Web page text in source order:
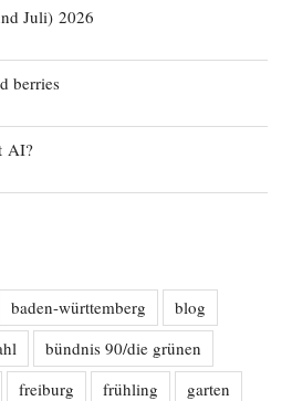
Juli) 2026
berries
AI?
baden-württemberg
blog
bündnis 90/die grünen
freiburg frühling
garten